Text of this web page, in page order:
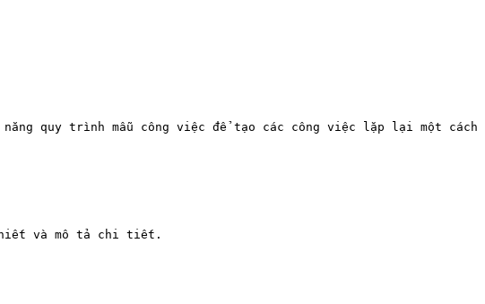
quy trình mẫu công việc để tạo các công việc lặp lại một cách